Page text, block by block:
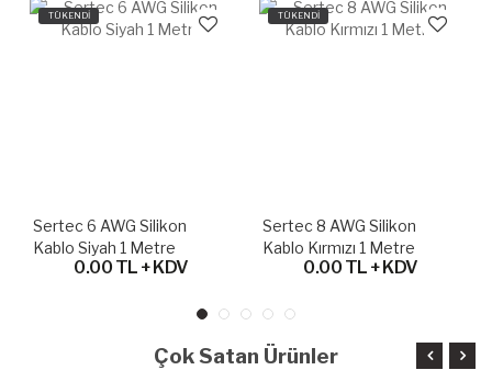
TÜKENDİ
Sertec 6 AWG Silikon
Kablo Siyah 1 Metre
0.00 TL + KDV
TÜKENDİ
Sertec 8 AWG Silikon
Kablo Kırmızı 1 Metre
0.00 TL + KDV
Çok Satan Ürünler